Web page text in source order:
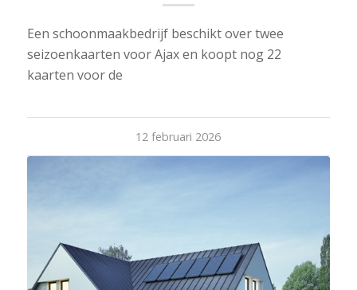
Een schoonmaakbedrijf beschikt over twee
seizoenkaarten voor Ajax en koopt nog 22
kaarten voor de
12 februari 2026